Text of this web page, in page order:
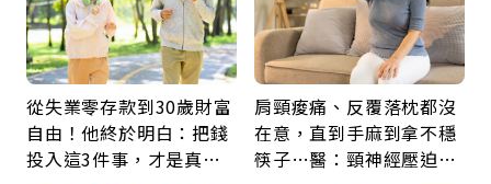
從失業零存款到30歲財富
自由！他終於明白：把錢
投入這3件事，才是真正
肩頸痠痛、反覆落枕都沒
在意，直到手麻到拿不穩
筷子…醫：頸神經壓迫上